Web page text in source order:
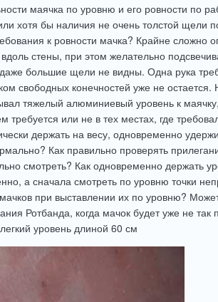
маячка по уровню и его ровности по
хотя бы наличия не очень толстой щели
к ровности мачка? Крайне сложно
стены, при этом желательно
большие щели не видны. Одна рука
свободных конечностей уже не
тяжелый алюминиевый уровень к
требуется или не в тех местах, где
держать на весу, одновременно
Как правильно проверять
смотреть? Как одновременно держать
а сначала смотреть по уровню точки
при выставлении их по уровню?
Ротбанда, когда мачок будет уже не
уровень длиной 60 см